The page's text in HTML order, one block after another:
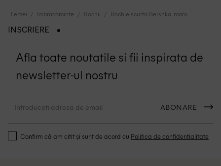
Femei Imbracaminte Rochii Rochie scurta Bershka, maro
INSCRIERE
Afla toate noutatile si fii inspirata de
newsletter-ul nostru
ABONARE
Confirm că am citit și sunt de acord cu Politica de confidentialitate